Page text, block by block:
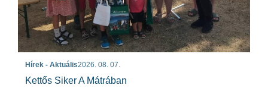
Hírek - Aktuális2026. 08. 07.
Kettős Siker A Mátrában